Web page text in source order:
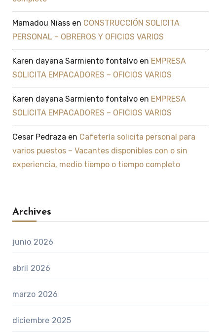
Mamadou Niassen CONSTRUCCIÓN SOLICITA
PERSONAL – OBREROS Y OFICIOS VARIOS
Karen dayana Sarmiento fontalvoen EMPRESA
SOLICITA EMPACADORES – OFICIOS VARIOS
Karen dayana Sarmiento fontalvoen EMPRESA
SOLICITA EMPACADORES – OFICIOS VARIOS
Cesar Pedraza en Cafetería solicita personal para
varios puestos – Vacantes disponibles con o sin
experiencia, medio tiempo o tiempo completo
Archives
junio 2026
abril 2026
marzo 2026
diciembre 2025